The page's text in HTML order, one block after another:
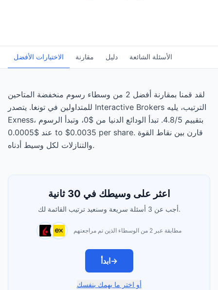
الاختيارات الأفضل مقارنة دليل الأسئلة الشائعة
لقد قمنا بمقارنة أفضل 2 من وسطاء رسوم منخفضة المتاحين
للمتداولين في تونغا. يتصدر Interactive Brokers الترتيب، يليه
Exness، بتقييم 4.8/5. تبدأ الودائع الدنيا من $0، وتبدأ الرسوم
عند $0.0005 to $0.0035 per share. قارن بين نقاط القوة
والتنازلات لكل وسيط أدناه.
اعثر على وسيطك في 30 ثانية
أجب عن 3 أسئلة سريعة وسنعيد ترتيب القائمة لك.
مطابقة عبر 2 من الوسطاء الذين تم مراجعتهم
ابدأ→
أو اختر ما يهمك بنفسك